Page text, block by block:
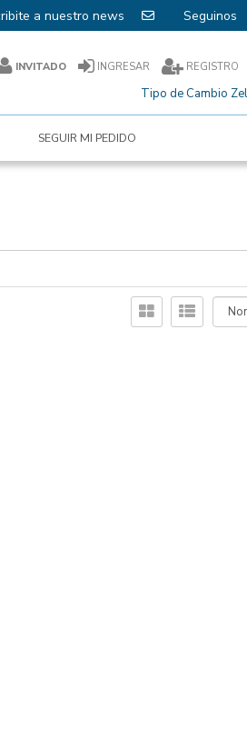
a nuestro news
INVITADO INGRESAR REGISTRO
Tipo de Cambio
SEGUIR MI PEDIDO